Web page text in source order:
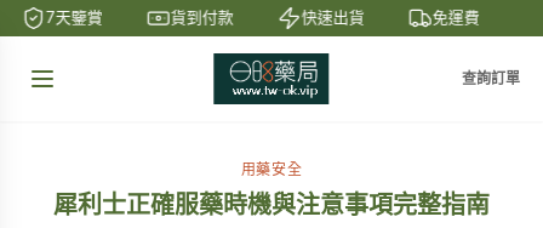
7天鑒賞 貨到付款 快速出貨 免運費
查詢訂單
用藥安全
犀利士正確服藥時機與注意事項完整指南